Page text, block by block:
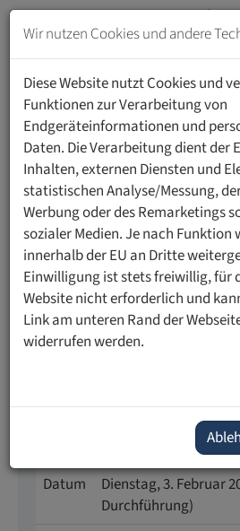
Zum
Inhalt
springen
Navigation
springen
UFL ACADEMY
JURISTISCHE
VERWALTUNGSSTRAFVERFAHREN
Anmeldung zur
Neues
der Praxis
Datum
Dienstag, 3. Februar
Durchführung)
Wir nutzen Cookies und andere
Diese Website nutzt Cookies und
Funktionen zur Verarbeitung von
Endgeräteinformationen und
Daten. Die Verarbeitung dient der
Inhalten, externen Diensten und
statistischen Analyse/Messung,
Werbung oder des Remarketings
sozialer Medien. Je nach Funktion
innerhalb der EU an Dritte
Einwilligung ist stets freiwillig, für
Website nicht erforderlich und
Link am unteren Rand der
widerrufen werden.